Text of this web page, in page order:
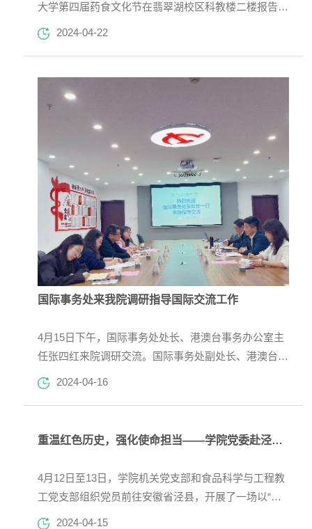
大学第四届药食文化节在翡翠湖校区科教楼二楼报告厅
开幕。校党委学生工作部（处）、校团委以及食品与生
党委书记陈树海对参加开幕式的嘉宾及师生表示感谢和
欢迎，他谈到，食品与生物工程学院始终立足专业特
2024-04-22
国际事务处来我院调研指导国际交流工作
4月15日下午，国际事务处处长、港澳台事务办公室主
任张四红来院调研交流。国际事务处副处长、港澳台事
务办公室副主任胡佳等陪同调研，学院党委书记陈树
迎，结合师资队伍、实验室建设、教育教学、科学研究
等工作介绍了学院的基本情况和国际交流事务方面的情
2024-04-16
重温红色历史，强化使命担当——学院党委赴泾县开展党建活动
4月12日至13日，学院机关党支部和食品科学与工程教
工党支部组织党员前往安徽省泾县，开展了一场以“重
温红色历史，强化使命担当”为主题的党建活动，全体
2024-04-15